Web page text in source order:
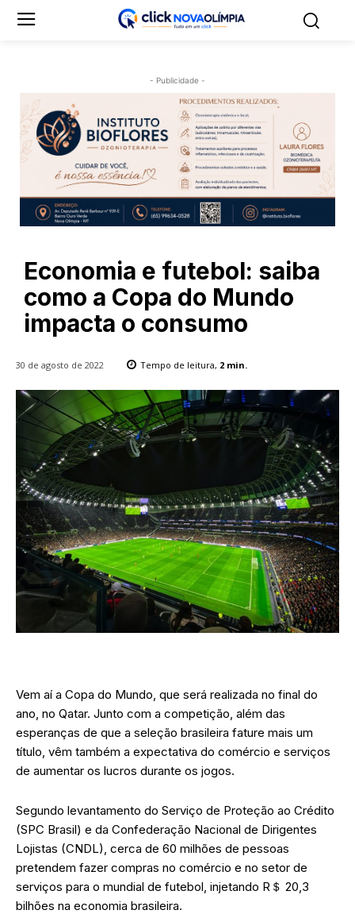
- Publicidade -
Economia e futebol: saiba
como a Copa do Mundo
impacta o consumo
30 de agosto de 2022 Tempo de leitura, 2 min.
Vem aí a Copa do Mundo, que será realizada no final do
ano, no Qatar. Junto com a competição, além das
esperanças de que a seleção brasileira fature mais um
título, vêm também a expectativa do comércio e serviços
de aumentar os lucros durante os jogos.
Segundo levantamento do Serviço de Proteção ao Crédito
(SPC Brasil) e da Confederação Nacional de Dirigentes
Lojistas (CNDL), cerca de 60 milhões de pessoas
pretendem fazer compras no comércio e no setor de
serviços para o mundial de futebol, injetando R＄ 20,3
bilhões na economia brasileira.